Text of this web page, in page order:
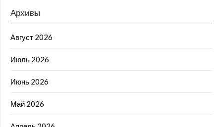
Архивы
Август 2026
Июль 2026
Июнь 2026
Май 2026